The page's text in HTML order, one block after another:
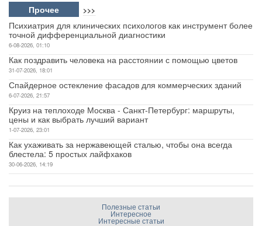
Прочее >>>
Психиатрия для клинических психологов как инструмент более
точной дифференциальной диагностики
6-08-2026, 01:10
Как поздравить человека на расстоянии с помощью цветов
31-07-2026, 18:01
Спайдерное остекление фасадов для коммерческих зданий
6-07-2026, 21:57
Круиз на теплоходе Москва - Санкт-Петербург: маршруты,
цены и как выбрать лучший вариант
1-07-2026, 23:01
Как ухаживать за нержавеющей сталью, чтобы она всегда
блестела: 5 простых лайфхаков
30-06-2026, 14:19
Полезные статьи
Интересное
Интересные статьи